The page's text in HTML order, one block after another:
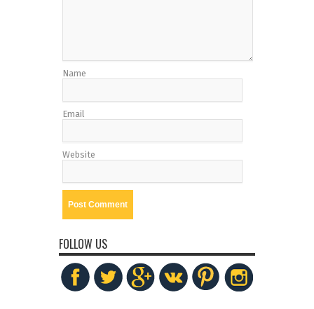
Name
Email
Website
FOLLOW US